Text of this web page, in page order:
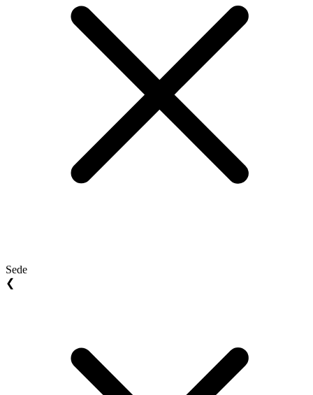
Sede
❮